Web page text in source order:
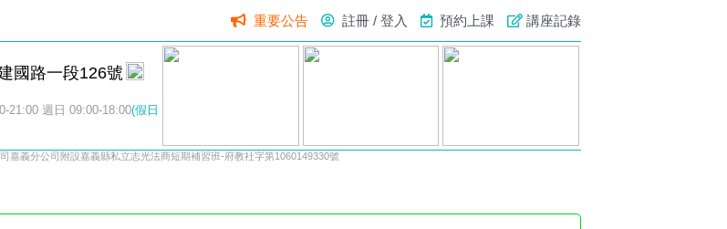
重要公告 註冊 / 登入 預約上課 講座記錄
國路一段126號
21:00 週日 09:00-18:00(假日
嘉義分公司附設嘉義縣私立志光法商短期補習班-府教社字第1060149330號